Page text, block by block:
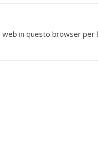
web in questo browser